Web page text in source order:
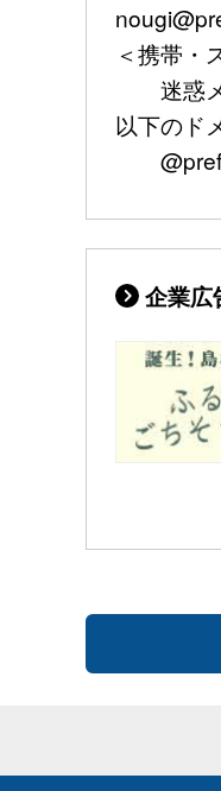
＜携帯・
迷惑メ
以下のド
企業広